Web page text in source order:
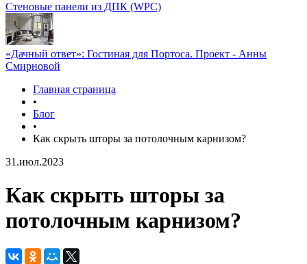
Стеновые панели из ДПК (WPC)
«Дачный ответ»: Гостиная для Портоса. Проект - Анны
Смирновой
Главная страница
•
Блог
•
Как скрыть шторы за потолочным карнизом?
31.июл.2023
Как скрыть шторы за
потолочным карнизом?